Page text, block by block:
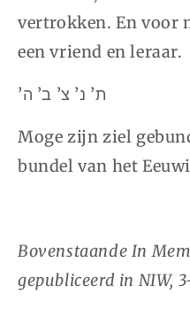
vertrokken. En voor
een vriend en leraar.
’ת’ נ’ צ’ ב’ ה
Moge zijn ziel
bundel van het
Bovenstaande In
gepubliceerd in NIW,